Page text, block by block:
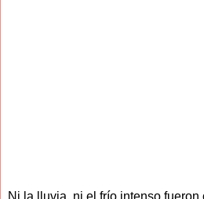
Ni la lluvia, ni el frío intenso